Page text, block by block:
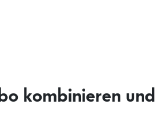
kombinieren und